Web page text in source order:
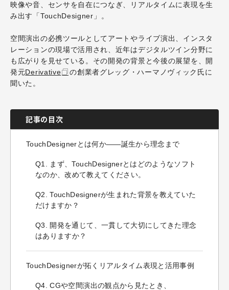
映像や音、センサを自在につなぎ、リアルタイムに表現を生
み出す「TouchDesigner」。
空間演出の必携ツールとしてアートやライブ演出、インスタ
レーションの現場で活用され、近年はデジタルツイン分野に
も広がりを見せている。その開発の背景と今後の展望を、開
発元Derivative
の創業者グレッグ・ハーマノヴィック氏に
聞いた。
記事の目次
TouchDesignerとは何か——誕生から理念まで
Q1. まず、TouchDesignerとはどのようなソフト
なのか、改めて教えてください。
Q2. TouchDesignerが生まれた背景を教えていた
だけますか？
Q3. 開発を通じて、一貫して大切にしてきた理念
はありますか？
TouchDesignerが拓くリアルタイム表現と活用事例
Q4. CGや空間演出の観点から見たとき、